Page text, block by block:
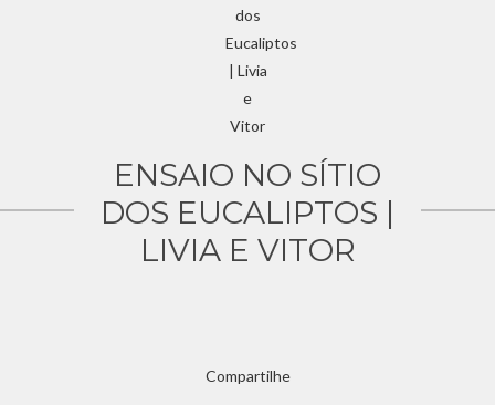
ENSAIO NO SÍTIO
DOS EUCALIPTOS |
LIVIA E VITOR
Compartilhe